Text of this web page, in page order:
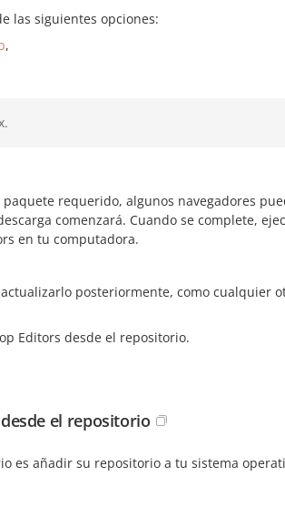
las siguientes opciones:
,
requerido, algunos navegadores
comenzará. Cuando se complete,
en tu computadora.
posteriormente, como cualquier
Editors desde el repositorio.
el repositorio
es añadir su repositorio a tu sistema